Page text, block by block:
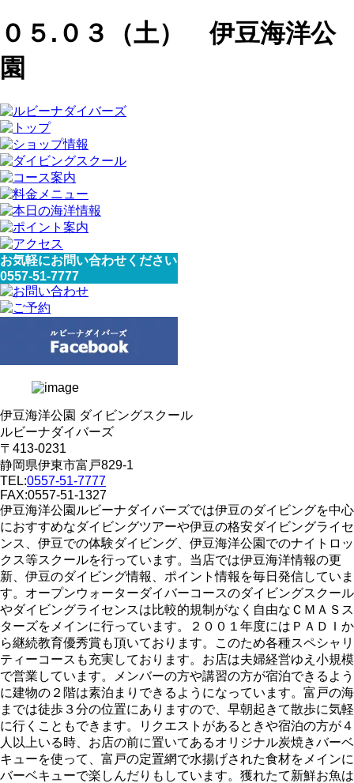
０５.０３（土） 伊豆海洋公
園
お気軽にお問い合わせください
0557-51-7777
伊豆海洋公園 ダイビングスクール
ルビーナダイバーズ
〒413-0231
静岡県伊東市富戸829-1
TEL:0557-51-7777
FAX:0557-51-1327
伊豆海洋公園ルビーナダイバーズでは伊豆のダイビングを中心
におすすめなダイビングツアーや伊豆の格安ダイビングライセ
ンス、伊豆での体験ダイビング、伊豆海洋公園でのナイトロッ
クス等スクールを行っています。当店では伊豆海洋情報の更
新、伊豆のダイビング情報、ポイント情報を毎日発信していま
す。オープンウォーターダイバーコースのダイビングスクール
やダイビングライセンスは比較的規制がなく自由なＣＭＡＳス
ターズをメインに行っています。２００１年度にはＰＡＤＩか
ら継続教育優秀賞も頂いております。このため各種スペシャリ
ティーコースも充実しております。お店は夫婦経営ゆえ小規模
で営業しています。メンバーの方や講習の方が宿泊できるよう
に建物の２階は素泊まりできるようになっています。富戸の海
までは徒歩３分の位置にありますので、早朝起きて散歩に気軽
に行くこともできます。リクエストがあるときや宿泊の方が４
人以上いる時、お店の前に置いてあるオリジナル炭焼きバーベ
キューを使って、富戸の定置網で水揚げされた食材をメインに
バーベキューで楽しんだりもしています。獲れたて新鮮お魚は